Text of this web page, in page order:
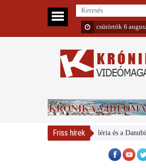
csütörtök 6
Friss hírek
Magyar Nemzeti Galéria és a Danubia